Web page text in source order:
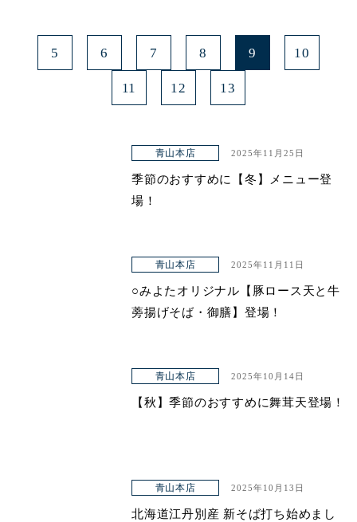
5 6 7 8 9 10
11 12 13
青山本店 2025年11月25日
季節のおすすめに【冬】メニュー登
場！
青山本店 2025年11月11日
○みよたオリジナル【豚ロース天と牛
蒡揚げそば・御膳】登場！
青山本店 2025年10月14日
【秋】季節のおすすめに舞茸天登場！
青山本店 2025年10月13日
北海道江丹別産 新そば打ち始めまし